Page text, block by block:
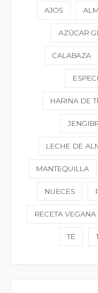
AJOS
AZÚCAR
CALABAZA
HARINA DE
LECHE DE
MANTEQUILLA
NUECES
RECETA VEGANA
TÉ